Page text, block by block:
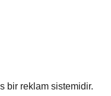
bir reklam sistemidir.